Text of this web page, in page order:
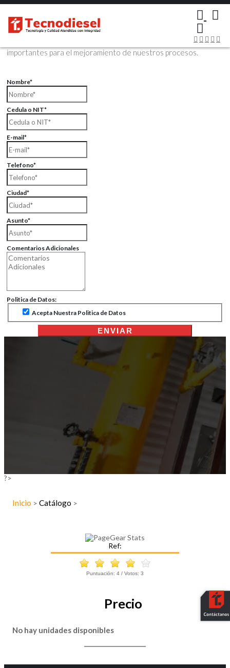
Contáctenos Vía Email
Envíenos sus datos con sus comentarios, sus opiniones son muy
importantes para el mejoramiento de nuestros procesos.
Nombre*
Cedula o NIT*
E-mail*
Telefono*
Ciudad*
Asunto*
Comentarios Adicionales
Politica de Datos:
Acepta Nuestra Politica de Datos
ENVIAR
?>
Inicio > Catálogo >
Ref:
Puntuación: 4 / Votos: 3
Precio
No hay unidades disponibles